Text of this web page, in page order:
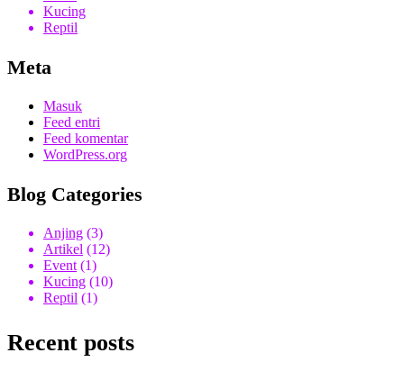
Kucing
Reptil
Meta
Masuk
Feed entri
Feed komentar
WordPress.org
Blog Categories
Anjing (3)
Artikel (12)
Event (1)
Kucing (10)
Reptil (1)
Recent posts